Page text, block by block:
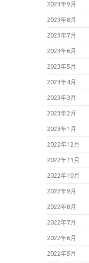
2023年9月
2023年8月
2023年7月
2023年6月
2023年5月
2023年4月
2023年3月
2023年2月
2023年1月
2022年12月
2022年11月
2022年10月
2022年9月
2022年8月
2022年7月
2022年6月
2022年5月